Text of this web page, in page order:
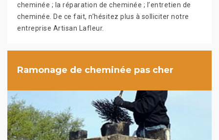
cheminée ; la réparation de cheminée ; l’entretien de
cheminée. De ce fait, n’hésitez plus à solliciter notre
entreprise Artisan Lafleur.
Ramonage de cheminée pas cher